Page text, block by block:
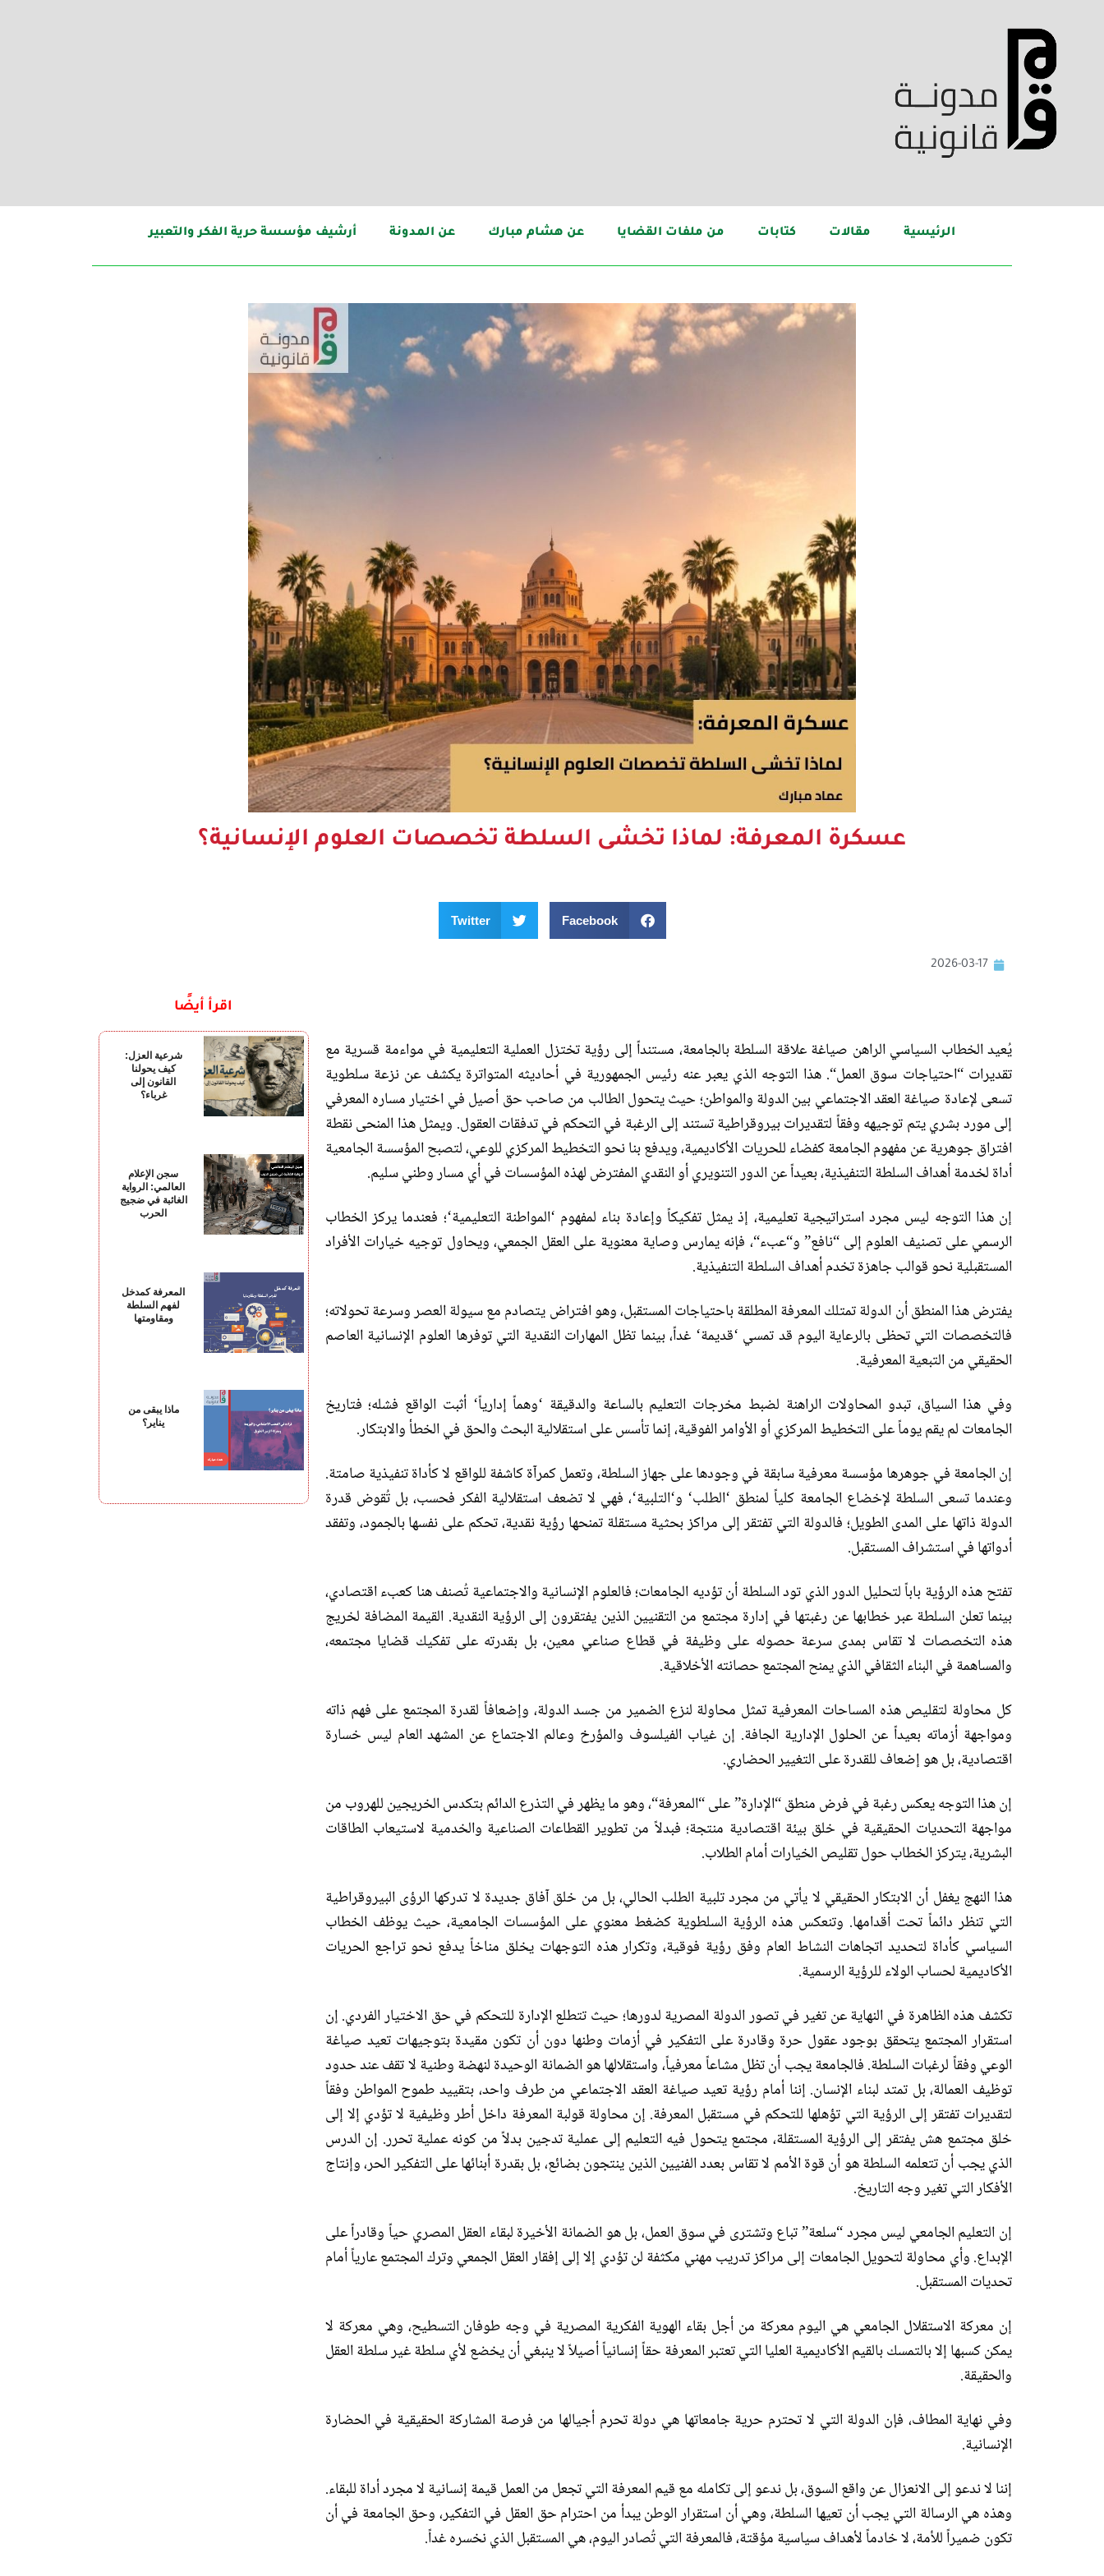
الرئيسية مقالات كتابات من ملفات القضايا عن هشام مبارك عن المدونة أرشيف مؤسسة حرية الفكر والتعبير
عسكرة المعرفة: لماذا تخشى السلطة تخصصات العلوم الإنسانية؟
Facebook
Twitter
2026-03-17
يُعيد الخطاب السياسي الراهن صياغة علاقة السلطة بالجامعة، مستنداً إلى رؤية تختزل العملية التعليمية في مواءمة قسرية مع
تقديرات“احتياجات سوق العمل“.هذا التوجه الذي يعبر عنه رئيس الجمهورية في أحاديثه المتواترة يكشف عن نزعة سلطوية
تسعى لإعادة صياغة العقد الاجتماعي بين الدولة والمواطن؛ حيث يتحول الطالب من صاحب حق أصيل في اختيار مساره المعرفي
إلى مورد بشري يتم توجيهه وفقاً لتقديرات بيروقراطية تستند إلى الرغبة في التحكم في تدفقات العقول. ويمثل هذا المنحى نقطة
افتراق جوهرية عن مفهوم الجامعة كفضاء للحريات الأكاديمية، ويدفع بنا نحو التخطيط المركزي للوعي، لتصبح المؤسسة الجامعية
أداة لخدمة أهداف السلطة التنفيذية، بعيداً عن الدور التنويري أو النقدي المفترض لهذه المؤسسات في أي مسار وطني سليم.
إن هذا التوجه ليس مجرد استراتيجية تعليمية، إذ يمثل تفكيكاً وإعادة بناء لمفهوم ‘المواطنة التعليمية‘؛ فعندما يركز الخطاب
الرسمي على تصنيف العلوم إلى“نافع”و“عبء“، فإنه يمارس وصاية معنوية على العقل الجمعي، ويحاول توجيه خيارات الأفراد
المستقبلية نحو قوالب جاهزة تخدم أهداف السلطة التنفيذية.
يفترض هذا المنطق أن الدولة تمتلك المعرفة المطلقة باحتياجات المستقبل، وهو افتراض يتصادم مع سيولة العصر وسرعة تحولاته؛
فالتخصصات التي تحظى بالرعاية اليوم قد تمسي ‘قديمة‘ غداً، بينما تظل المهارات النقدية التي توفرها العلوم الإنسانية العاصم
الحقيقي من التبعية المعرفية.
وفي هذا السياق، تبدو المحاولات الراهنة لضبط مخرجات التعليم بالساعة والدقيقة ‘وهماً إدارياً‘أثبت الواقع فشله؛ فتاريخ
الجامعات لم يقم يوماً على التخطيط المركزي أو الأوامر الفوقية، إنما تأسس على استقلالية البحث والحق في الخطأ والابتكار.
إن الجامعة في جوهرها مؤسسة معرفية سابقة في وجودها على جهاز السلطة، وتعمل كمرآة كاشفة للواقع لا كأداة تنفيذية صامتة.
وعندما تسعى السلطة لإخضاع الجامعة كلياً لمنطق ‘الطلب‘ و‘التلبية‘، فهي لا تضعف استقلالية الفكر فحسب، بل تُقوض قدرة
الدولة ذاتها على المدى الطويل؛ فالدولة التي تفتقر إلى مراكز بحثية مستقلة تمنحها رؤية نقدية، تحكم على نفسها بالجمود، وتفقد
أدواتها في استشراف المستقبل.
تفتح هذه الرؤية باباً لتحليل الدور الذي تود السلطة أن تؤديه الجامعات؛ فالعلوم الإنسانية والاجتماعية تُصنف هنا كعبء اقتصادي،
بينما تعلن السلطة عبر خطابها عن رغبتها في إدارة مجتمع من التقنيين الذين يفتقرون إلى الرؤية النقدية. القيمة المضافة لخريج
هذه التخصصات لا تقاس بمدى سرعة حصوله على وظيفة في قطاع صناعي معين، بل بقدرته على تفكيك قضايا مجتمعه،
والمساهمة في البناء الثقافي الذي يمنح المجتمع حصانته الأخلاقية.
كل محاولة لتقليص هذه المساحات المعرفية تمثل محاولة لنزع الضمير من جسد الدولة، وإضعافاً لقدرة المجتمع على فهم ذاته
ومواجهة أزماته بعيداً عن الحلول الإدارية الجافة. إن غياب الفيلسوف والمؤرخ وعالم الاجتماع عن المشهد العام ليس خسارة
اقتصادية، بل هو إضعاف للقدرة على التغيير الحضاري.
إن هذا التوجه يعكس رغبة في فرض منطق“الإدارة”على“المعرفة“، وهو ما يظهر في التذرع الدائم بتكدس الخريجين للهروب من
مواجهة التحديات الحقيقية في خلق بيئة اقتصادية منتجة؛ فبدلاً من تطوير القطاعات الصناعية والخدمية لاستيعاب الطاقات
البشرية، يتركز الخطاب حول تقليص الخيارات أمام الطلاب.
هذا النهج يغفل أن الابتكار الحقيقي لا يأتي من مجرد تلبية الطلب الحالي، بل من خلق آفاق جديدة لا تدركها الرؤى البيروقراطية
التي تنظر دائماً تحت أقدامها. وتنعكس هذه الرؤية السلطوية كضغط معنوي على المؤسسات الجامعية، حيث يوظف الخطاب
السياسي كأداة لتحديد اتجاهات النشاط العام وفق رؤية فوقية، وتكرار هذه التوجهات يخلق مناخاً يدفع نحو تراجع الحريات
الأكاديمية لحساب الولاء للرؤية الرسمية.
تكشف هذه الظاهرة في النهاية عن تغير في تصور الدولة المصرية لدورها؛ حيث تتطلع الإدارة للتحكم في حق الاختيار الفردي.إن
استقرار المجتمع يتحقق بوجود عقول حرة وقادرة على التفكير في أزمات وطنها دون أن تكون مقيدة بتوجيهات تعيد صياغة
الوعي وفقاً لرغبات السلطة.فالجامعة يجب أن تظل مشاعاً معرفياً، واستقلالها هو الضمانة الوحيدة لنهضة وطنية لا تقف عند حدود
توظيف العمالة، بل تمتد لبناء الإنسان. إننا أمام رؤية تعيد صياغة العقد الاجتماعي من طرف واحد، بتقييد طموح المواطن وفقاً
لتقديرات تفتقر إلى الرؤية التي تؤهلها للتحكم في مستقبل المعرفة. إن محاولة قولبة المعرفة داخل أطر وظيفية لا تؤدي إلا إلى
خلق مجتمع هش يفتقر إلى الرؤية المستقلة، مجتمع يتحول فيه التعليم إلى عملية تدجين بدلاً من كونه عملية تحرر. إن الدرس
الذي يجب أن تتعلمه السلطة هو أن قوة الأمم لا تقاس بعدد الفنيين الذين ينتجون بضائع، بل بقدرة أبنائها على التفكير الحر، وإنتاج
الأفكار التي تغير وجه التاريخ.
إن التعليم الجامعي ليس مجرد“سلعة”تباع وتشترى في سوق العمل، بل هو الضمانة الأخيرة لبقاء العقل المصري حياً وقادراً على
الإبداع.وأي محاولة لتحويل الجامعات إلى مراكز تدريب مهني مكثفة لن تؤدي إلا إلى إفقار العقل الجمعي وترك المجتمع عارياً أمام
تحديات المستقبل.
إن معركة الاستقلال الجامعي هي اليوم معركة من أجل بقاء الهوية الفكرية المصرية في وجه طوفان التسطيح، وهي معركة لا
يمكن كسبها إلا بالتمسك بالقيم الأكاديمية العليا التي تعتبر المعرفة حقاً إنسانياً أصيلاً لا ينبغي أن يخضع لأي سلطة غير سلطة العقل
والحقيقة.
وفي نهاية المطاف، فإن الدولة التي لا تحترم حرية جامعاتها هي دولة تحرم أجيالها من فرصة المشاركة الحقيقية في الحضارة
الإنسانية.
إننا لا ندعو إلى الانعزال عن واقع السوق، بل ندعو إلى تكامله مع قيم المعرفة التي تجعل من العمل قيمة إنسانية لا مجرد أداة للبقاء.
وهذه هي الرسالة التي يجب أن تعيها السلطة، وهي أن استقرار الوطن يبدأ من احترام حق العقل في التفكير، وحق الجامعة في أن
تكون ضميراً للأمة، لا خادماً لأهداف سياسية مؤقتة، فالمعرفة التي تُصادر اليوم، هي المستقبل الذي نخسره غداً.
اقرأ أيضًا
شرعية العزل:
كيف يحولنا
القانون إلى
غرباء؟
سجن الإعلام
العالمي: الرواية
الغائبة في ضجيج
الحرب
المعرفة كمدخل
لفهم السلطة
ومقاومتها
ماذا يبقى من
يناير؟